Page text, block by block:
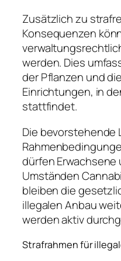
Zusätzlich zu
Konsequenzen
werden. Dies
der Pflanzen und
Einrichtungen, in
stattfindet.
Die bevorstehende
dürfen
Umständen
bleiben die
illegalen Anbau
werden aktiv
Strafrahmen für